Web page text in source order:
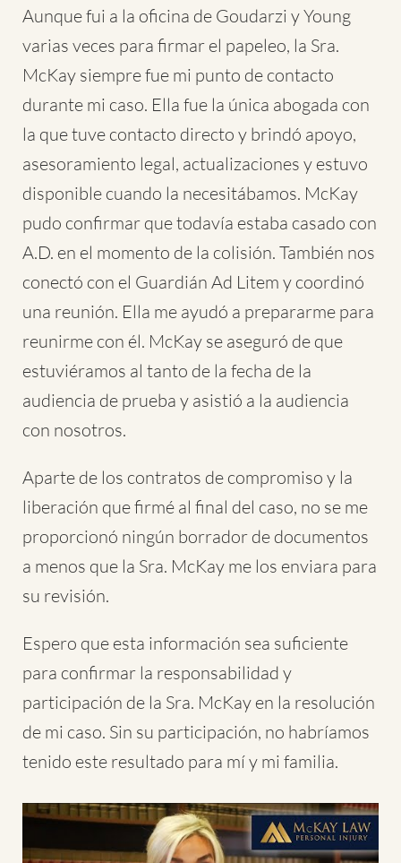
Aunque fui a la oficina de Goudarzi y Young
varias veces para firmar el papeleo, la Sra.
McKay siempre fue mi punto de contacto
durante mi caso. Ella fue la única abogada con
la que tuve contacto directo y brindó apoyo,
asesoramiento legal, actualizaciones y estuvo
disponible cuando la necesitábamos. McKay
pudo confirmar que todavía estaba casado con
A.D. en el momento de la colisión. También nos
conectó con el Guardián Ad Litem y coordinó
una reunión. Ella me ayudó a prepararme para
reunirme con él. McKay se aseguró de que
estuviéramos al tanto de la fecha de la
audiencia de prueba y asistió a la audiencia
con nosotros.
Aparte de los contratos de compromiso y la
liberación que firmé al final del caso, no se me
proporcionó ningún borrador de documentos
a menos que la Sra. McKay me los enviara para
su revisión.
Espero que esta información sea suficiente
para confirmar la responsabilidad y
participación de la Sra. McKay en la resolución
de mi caso. Sin su participación, no habríamos
tenido este resultado para mí y mi familia.